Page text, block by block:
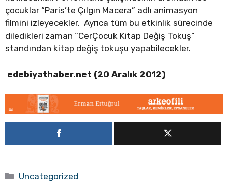
çocuklar “Paris’te Çılgın Macera” adlı animasyon
filmini izleyecekler. Ayrıca tüm bu etkinlik sürecinde
diledikleri zaman “CerÇocuk Kitap Değiş Tokuş”
standından kitap değiş tokuşu yapabilecekler.
edebiyathaber.net (20 Aralık 2012)
Kategoriler
Uncategorized